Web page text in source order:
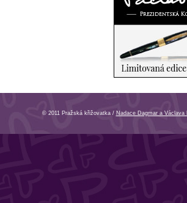
© 2011 Pražská křižovatka / Nadace Dagmar a